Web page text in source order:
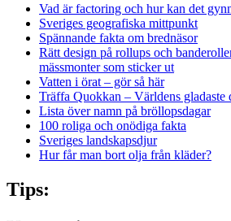
Vad är factoring och hur kan det
Sveriges geografiska mittpunkt
Spännande fakta om brednäsor
Rätt design på rollups och
mässmonter som sticker ut
Vatten i örat – gör så här
Träffa Quokkan – Världens gladaste
Lista över namn på bröllopsdagar
100 roliga och onödiga fakta
Sveriges landskapsdjur
Hur får man bort olja från kläder?
Tips: